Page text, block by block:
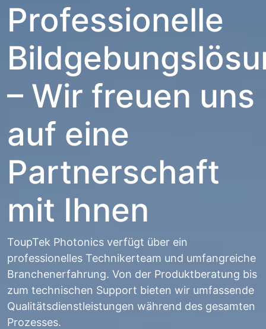
Professionelle
– Wir freuen uns
auf eine
Partnerschaft
mit Ihnen
ToupTek Photonics verfügt über ein
professionelles Technikerteam und umfangreiche
Branchenerfahrung. Von der Produktberatung bis
zum technischen Support bieten wir umfassende
Qualitätsdienstleistungen während des gesamten
Prozesses.